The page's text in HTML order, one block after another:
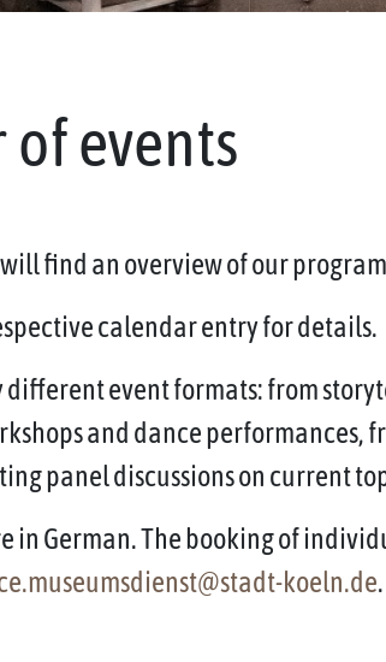
events
find an overview of our
calendar entry for details.
different event formats: from
and dance performances,
panel discussions on current
in German. The booking of
koeln.de.